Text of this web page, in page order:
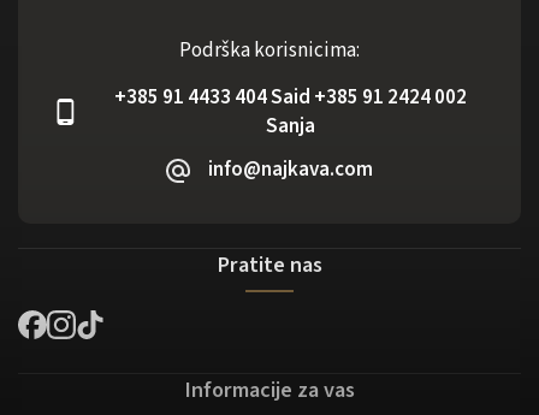
Podrška korisnicima:
+385 91 4433 404 Said +385 91 2424 002
Sanja
info@najkava.com
Pratite nas
Informacije za vas